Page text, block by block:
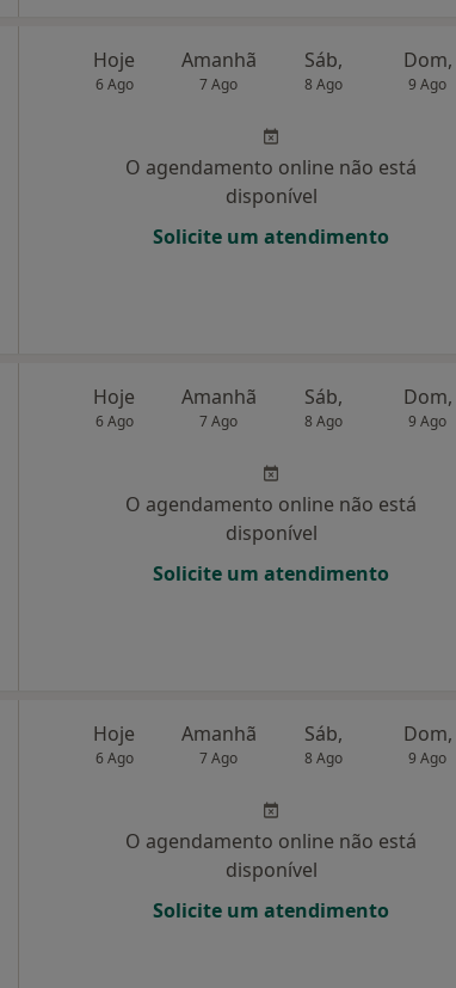
Hoje
6 Ago
Amanhã
7 Ago
Sáb,
8 Ago
Dom,
9 Ago
O agendamento online não está
disponível
Solicite um atendimento
Hoje
6 Ago
Amanhã
7 Ago
Sáb,
8 Ago
Dom,
9 Ago
O agendamento online não está
disponível
Solicite um atendimento
Hoje
6 Ago
Amanhã
7 Ago
Sáb,
8 Ago
Dom,
9 Ago
O agendamento online não está
disponível
Solicite um atendimento